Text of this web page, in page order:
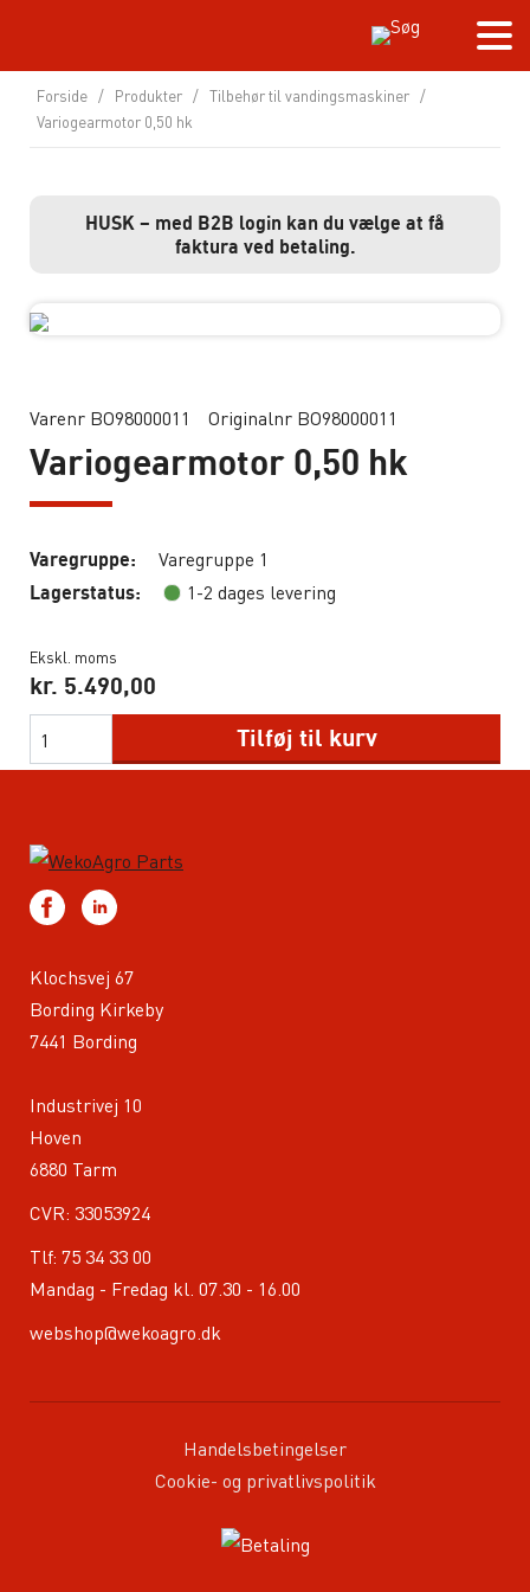
Forside / Produkter / Tilbehør til vandingsmaskiner /
Variogearmotor 0,50 hk
HUSK – med B2B login kan du vælge at få
faktura ved betaling.
Varenr BO98000011 Originalnr BO98000011
Variogearmotor 0,50 hk
Varegruppe: Varegruppe 1
Lagerstatus: 1-2 dages levering
Ekskl. moms
kr. 5.490,00
Tilføj til kurv
Klochsvej 67
Bording Kirkeby
7441 Bording
Industrivej 10
Hoven
6880 Tarm
CVR: 33053924
Tlf: 75 34 33 00
Mandag - Fredag kl. 07.30 - 16.00
webshop@wekoagro.dk
Handelsbetingelser
Cookie- og privatlivspolitik